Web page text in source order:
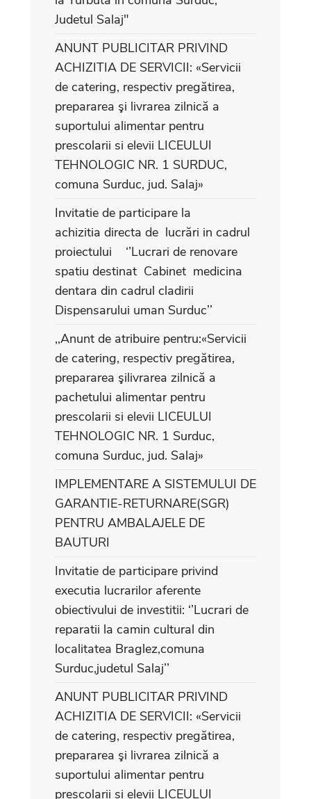
Judetul Salaj"
ANUNT PUBLICITAR PRIVIND
ACHIZITIA DE SERVICII: «Servicii
de catering, respectiv pregătirea,
prepararea şi livrarea zilnică a
suportului alimentar pentru
prescolarii si elevii LICEULUI
TEHNOLOGIC NR. 1 SURDUC,
comuna Surduc, jud. Salaj»
Invitatie de participare la
achizitia directa de lucrări in cadrul
proiectului ‘’Lucrari de renovare
spatiu destinat Cabinet medicina
dentara din cadrul cladirii
Dispensarului uman Surduc’’
,,Anunt de atribuire pentru:«Servicii
de catering, respectiv pregătirea,
prepararea şilivrarea zilnică a
pachetului alimentar pentru
prescolarii si elevii LICEULUI
TEHNOLOGIC NR. 1 Surduc,
comuna Surduc, jud. Salaj»
IMPLEMENTARE A SISTEMULUI DE
GARANTIE-RETURNARE(SGR)
PENTRU AMBALAJELE DE
BAUTURI
Invitatie de participare privind
executia lucrarilor aferente
obiectivului de investitii: ‘’Lucrari de
reparatii la camin cultural din
localitatea Braglez,comuna
Surduc,judetul Salaj’’
ANUNT PUBLICITAR PRIVIND
ACHIZITIA DE SERVICII: «Servicii
de catering, respectiv pregătirea,
prepararea şi livrarea zilnică a
suportului alimentar pentru
prescolarii si elevii LICEULUI